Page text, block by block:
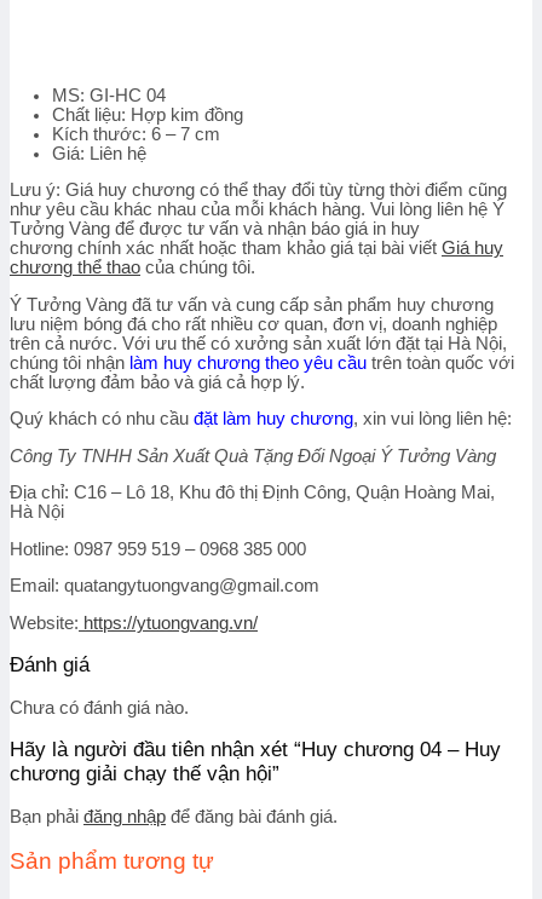
MS: GI-HC 04
Chất liệu: Hợp kim đồng
Kích thước: 6 – 7 cm
Giá: Liên hệ
Lưu ý: Giá huy chương có thể thay đổi tùy từng thời điểm cũng
như yêu cầu khác nhau của mỗi khách hàng. Vui lòng liên hệ Ý
Tưởng Vàng để được tư vấn và nhận báo giá in huy
chương chính xác nhất hoặc tham khảo giá tại bài viết Giá huy
chương thể thao của chúng tôi.
Ý Tưởng Vàng đã tư vấn và cung cấp sản phẩm huy chương
lưu niệm bóng đá cho rất nhiều cơ quan, đơn vị, doanh nghiệp
trên cả nước. Với ưu thế có xưởng sản xuất lớn đặt tại Hà Nội,
chúng tôi nhận làm huy chương theo yêu cầu trên toàn quốc với
chất lượng đảm bảo và giá cả hợp lý.
Quý khách có nhu cầu đặt làm huy chương, xin vui lòng liên hệ:
Công Ty TNHH Sản Xuất Quà Tặng Đối Ngoại Ý Tưởng Vàng
Địa chỉ: C16 – Lô 18, Khu đô thị Định Công, Quận Hoàng Mai,
Hà Nội
Hotline: 0987 959 519 – 0968 385 000
Email: quatangytuongvang@gmail.com
Website: https://ytuongvang.vn/
Đánh giá
Chưa có đánh giá nào.
Hãy là người đầu tiên nhận xét “Huy chương 04 – Huy
chương giải chạy thế vận hội”
Bạn phải đăng nhập để đăng bài đánh giá.
Sản phẩm tương tự